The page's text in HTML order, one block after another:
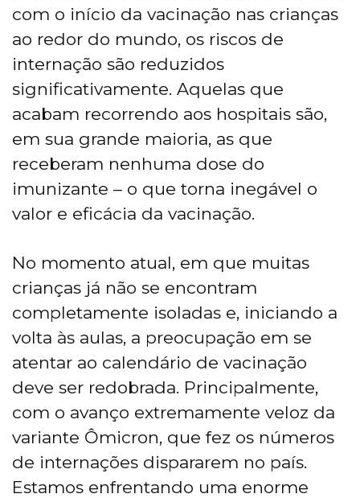
com o início da vacinação nas crianças
ao redor do mundo, os riscos de
internação são reduzidos
significativamente. Aquelas que
acabam recorrendo aos hospitais são,
em sua grande maioria, as que
receberam nenhuma dose do
imunizante – o que torna inegável o
valor e eficácia da vacinação.
No momento atual, em que muitas
crianças já não se encontram
completamente isoladas e, iniciando a
volta às aulas, a preocupação em se
atentar ao calendário de vacinação
deve ser redobrada. Principalmente,
com o avanço extremamente veloz da
variante Ômicron, que fez os números
de internações dispararem no país.
Estamos enfrentando uma enorme